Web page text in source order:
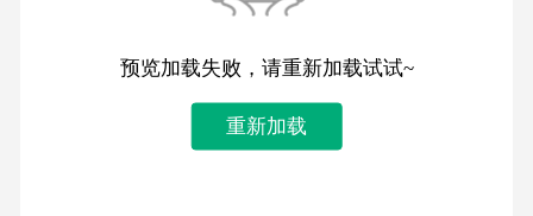
预览加载失败，请重新加载试试~
重新加载